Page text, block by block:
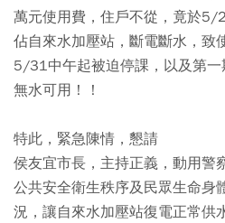
萬元使用費，住戶不從，竟於
佔自來水加壓站，斷電斷水，致
5/31中午起被迫停課，以及第
無水可用！！
特此，緊急陳情，懇請
侯友宜市長，主持正義，動用警
公共安全衛生秩序及民眾生命身
況，讓自來水加壓站復電正常供